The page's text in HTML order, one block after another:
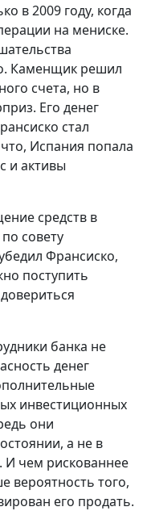
в 2009 году, когда
на мениске.
Каменщик решил
счета, но в
Его денег
стал
Испания попала
и активы
средств в
совету
Франсиско,
поступить
банка не
денег
инвестиционных
они
а не в
И чем рискованнее
вероятность того,
его продать.